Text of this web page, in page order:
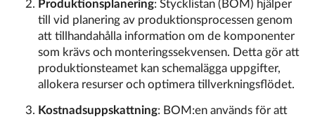
Produktionsplanering: Stycklistan (BOM) hjälper
till vid planering av produktionsprocessen genom
att tillhandahålla information om de komponenter
som krävs och monteringssekvensen. Detta gör att
produktionsteamet kan schemalägga uppgifter,
allokera resurser och optimera tillverkningsflödet.
Kostnadsuppskattning: BOM:en används för att